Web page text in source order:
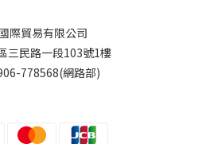
際貿易有限公司
三民路一段103號1樓
778568(網路部)